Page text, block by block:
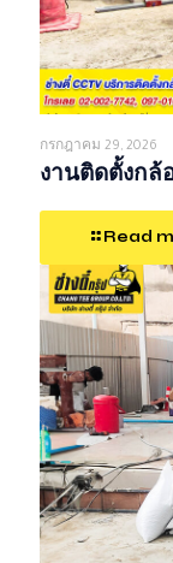
กรกฎาคม 29, 2026
งานติดตั้งกล้
Read